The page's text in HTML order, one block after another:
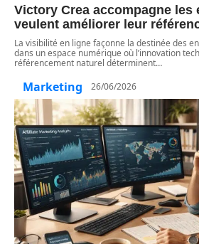
Victory Crea accompagne les
veulent améliorer leur
La visibilité en ligne façonne la destinée des
dans un espace numérique où l’innovation
référencement naturel déterminent…
Marketing 26/06/2026